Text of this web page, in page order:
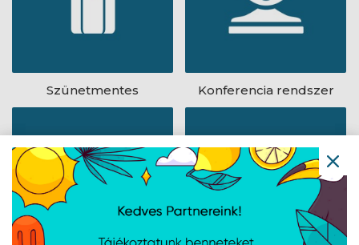
Szünetmentes Konferencia rendszer